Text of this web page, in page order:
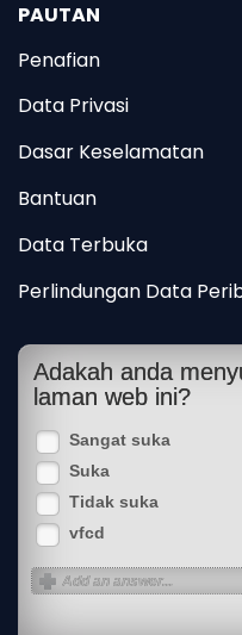
PAUTAN
Penafian
Data Privasi
Dasar Keselamatan
Bantuan
Data Terbuka
Perlindungan Data
Adakah anda
laman web ini?
Sangat suka
Suka
Tidak suka
vfcd